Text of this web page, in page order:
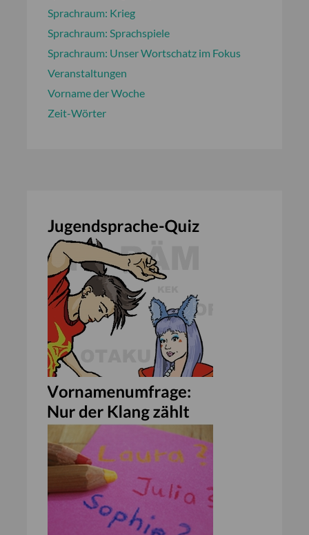
Sprachraum: Krieg
Sprachraum: Sprachspiele
Sprachraum: Unser Wortschatz im Fokus
Veranstaltungen
Vorname der Woche
Zeit-Wörter